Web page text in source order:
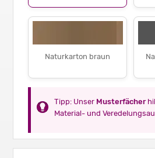
Naturkarton braun
Tipp: Unser Musterfächer
Material- und